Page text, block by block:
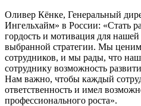
Оливер Кёнке, Генеральный
Ингельхайм» в России: «Стать
гордость и мотивация для
выбранной стратегии. Мы ценим
сотрудников, и мы рады, что
сотруднику возможность
Нам важно, чтобы каждый
ответственность и имел
профессионального роста».